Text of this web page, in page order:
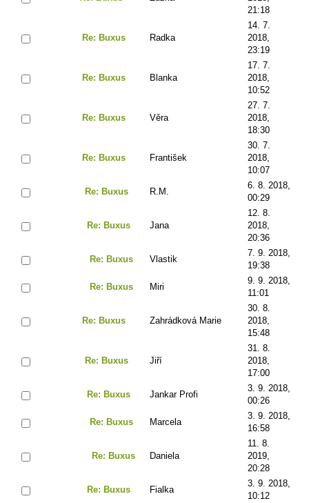
21:18
Re: Buxus Radka
14. 7.
2018,
23:19
Re: Buxus Blanka
17. 7.
2018,
10:52
Re: Buxus Věra
27. 7.
2018,
18:30
Re: Buxus František
30. 7.
2018,
10:07
Re: Buxus R.M.
6. 8. 2018,
00:29
Re: Buxus Jana
12. 8.
2018,
20:36
Re: Buxus Vlastik
7. 9. 2018,
19:38
Re: Buxus Miri
9. 9. 2018,
11:01
Re: Buxus Zahrádková Marie
30. 8.
2018,
15:48
Re: Buxus Jiří
31. 8.
2018,
17:00
Re: Buxus Jankar Profi
3. 9. 2018,
00:26
Re: Buxus Marcela
3. 9. 2018,
16:58
Re: Buxus Daniela
11. 8.
2019,
20:28
Re: Buxus Fialka
3. 9. 2018,
10:12